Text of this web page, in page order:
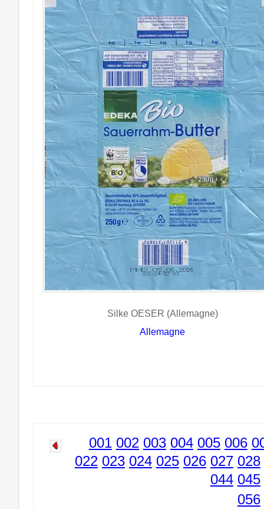
Silke OESER (Allemagne)
Allemagne
001 002 003 004 005 006
022 023 024 025 026 027 028
044 045
056